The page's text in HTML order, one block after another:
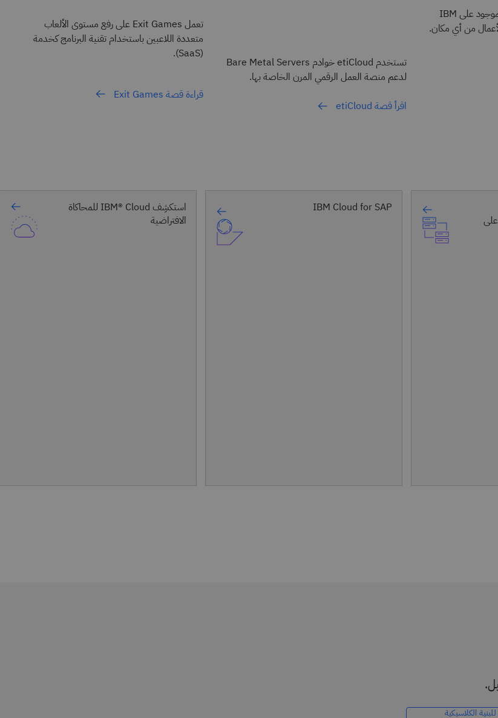
يتيح حل Movius Multiline الموجود على IBM
تستخدم etiCloud خوادم Bare Metal Servers
لدعم منصة العمل الرقمي المرن الخاصة بها.
اقرأ قصة etiCloud
تعمل Exit Games على رفع مستوى الألعاب
متعددة اللاعبين باستخدام تقنية البرنامج كخدمة
(SaaS).
قراءة قصة Exit Games
IBM Cloud for SAP
استكشِف IBM® Cloud للمحاكاة
الافتراضية